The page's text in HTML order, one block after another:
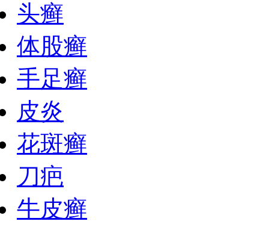
头癣
体股癣
手足癣
皮炎
花斑癣
刀疤
牛皮癣